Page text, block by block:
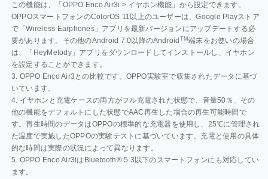
この機能は、「OPPO Enco Air3i > イヤホン機能」から設定できます。
OPPOスマートフォンのColorOS 11以上のユーザーは、Google Playストア
で「Wireless Earphones」アプリを最新バージョンにアップデートする必
要があります。その他のAndroid 7.0以降のAndroid TM端末をお使いの場合
は、「HeyMelody」アプリをダウンロードしてインストールし、イヤホン
を設定することができます。
3. OPPO Enco Air3との比較です。OPPO実験室で収集されたデータに基づ
いています。
4. イヤホンと充電ケースの両方がフル充電された状態で、音量50％、その
他の機能をデフォルトにした状態でAAC再生した場合の再生可能時間で
す。再生時間のデータはOPPOの標準的な充電器を使用し、25℃に管理され
た温度で実施したOPPOの実験テストに基づいています。充電と使用の具体
的な時間は実際の状況によって異なります。
5. OPPO Enco Air3iはBluetooth® 5.3以下のスマートフォンにも対応してい
ます。